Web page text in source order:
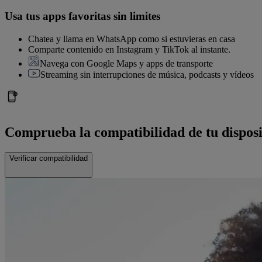
Usa tus apps favoritas sin limites
Chatea y llama en WhatsApp como si estuvieras en casa
Comparte contenido en Instagram y TikTok al instante.
Navega con Google Maps y apps de transporte
Streaming sin interrupciones de música, podcasts y vídeos
Comprueba la compatibilidad de tu
Verificar compatibilidad